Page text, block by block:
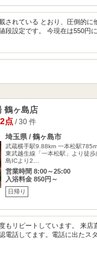
されている とおり、圧倒的に
段設定です。 今現在は550円
鶴ヶ島店
点/ 30 件
埼玉県 / 鶴ヶ島市
武蔵横手駅9.88km 一本松駅785m
東武越生線「一本松駅」より徒
島ICより2…
営業時間 8:00～25:00
入浴料金 850円～
日帰り
もリピートしています。 来店
電話してます。電話に出たス